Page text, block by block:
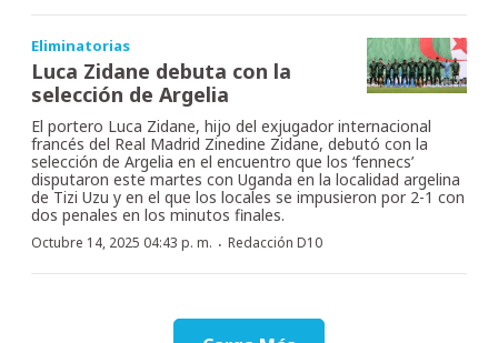
Eliminatorias
Luca Zidane debuta con la
selección de Argelia
El portero Luca Zidane, hijo del exjugador internacional
francés del Real Madrid Zinedine Zidane, debutó con la
selección de Argelia en el encuentro que los ‘fennecs’
disputaron este martes con Uganda en la localidad argelina
de Tizi Uzu y en el que los locales se impusieron por 2-1 con
dos penales en los minutos finales.
Octubre 14, 2025 04:43 p. m. · Redacción D10